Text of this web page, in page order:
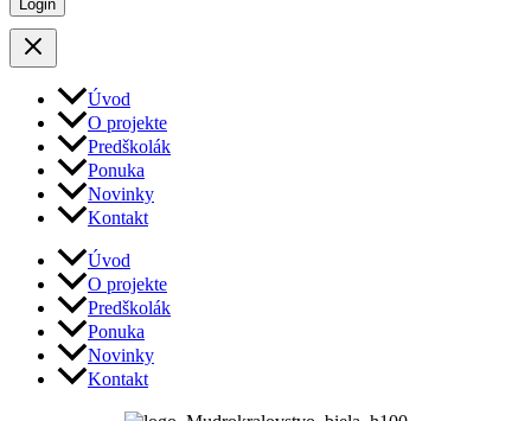
Úvod
O projekte
Predškolák
Ponuka
Novinky
Kontakt
Úvod
O projekte
Predškolák
Ponuka
Novinky
Kontakt